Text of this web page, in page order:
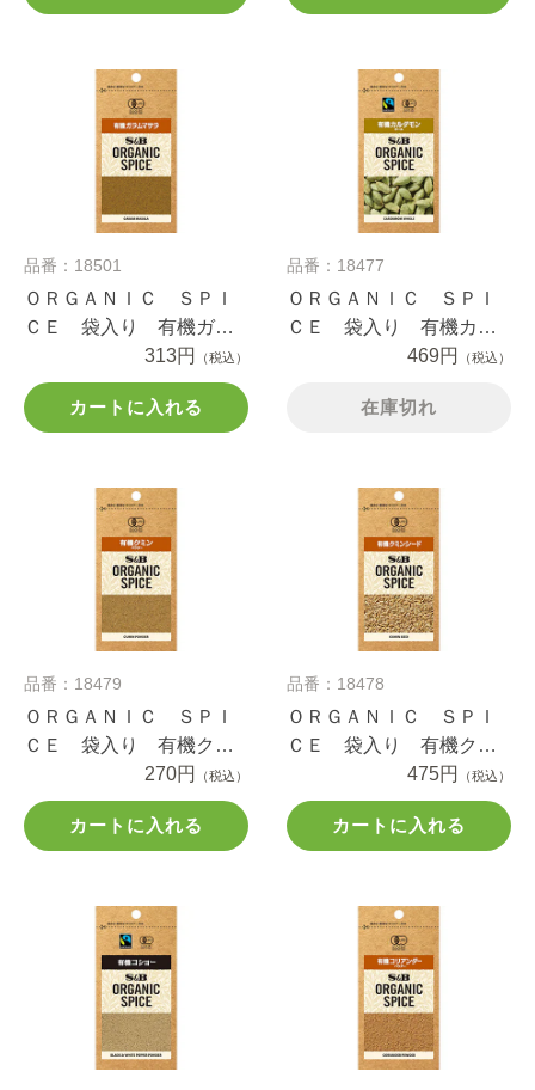
品番：18501
ＯＲＧＡＮＩＣ ＳＰＩ
ＣＥ 袋入り 有機ガラ
ムマサラ １０.９ｇ
313円 （税込）
カートに入れる
品番：18477
ＯＲＧＡＮＩＣ ＳＰＩ
ＣＥ 袋入り 有機カル
ダモン（ホール） ５ｇ
469円 （税込）
在庫切れ
品番：18479
ＯＲＧＡＮＩＣ ＳＰＩ
ＣＥ 袋入り 有機クミ
ン（パウダー） １２.３
ｇ
270円 （税込）
カートに入れる
品番：18478
ＯＲＧＡＮＩＣ ＳＰＩ
ＣＥ 袋入り 有機クミ
ンシード １３ｇ
475円 （税込）
カートに入れる